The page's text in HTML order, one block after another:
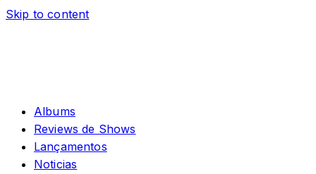
Skip to content
Albums
Reviews de Shows
Lançamentos
Noticias